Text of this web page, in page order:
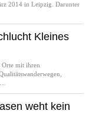
2014 in Leipzig. Darunter
Kleines
Orte mit ihren
weht kein